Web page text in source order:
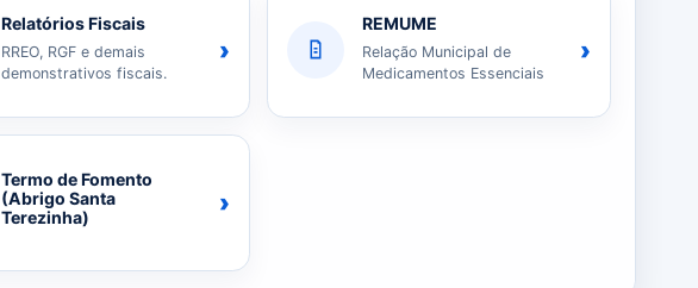
Relatórios Fiscais
RREO, RGF e demais
demonstrativos fiscais.
›
REMUME
Relação Municipal de
Medicamentos Essenciais
›
Termo de Fomento
(Abrigo Santa
Terezinha)
›